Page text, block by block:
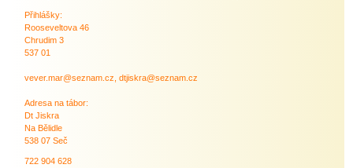
Přihlášky:
Rooseveltova 46
Chrudim 3
537 01
vever.mar@seznam.cz, dtjiskra@seznam.cz
Adresa na tábor:
Dt Jiskra
Na Bělidle
538 07 Seč
722 904 628